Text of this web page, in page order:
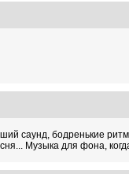
саунд, бодренькие
Музыка для фона,